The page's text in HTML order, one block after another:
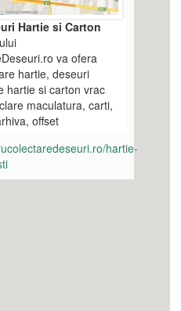
Hartie si Carton
va ofera
hartie, deseuri
hartie si carton vrac
maculatura, carti,
offset
hartie-